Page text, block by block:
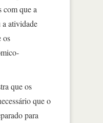
com que a
atividade
os
que os
que o
para